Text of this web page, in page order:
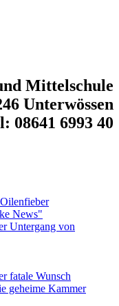
Mittelschule
Unterwössen
08641 6993 40
News"
Untergang von
fatale Wunsch
geheime Kammer